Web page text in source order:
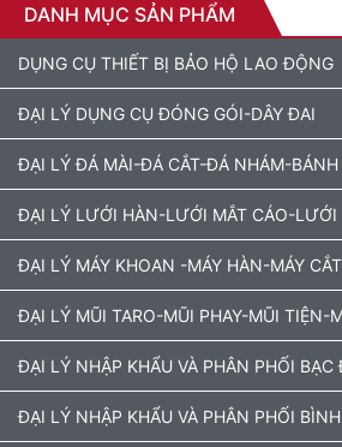
DANH MỤC SẢN PHẨM
DỤNG CỤ THIẾT BỊ BẢO HỘ LAO ĐỘNG
ĐẠI LÝ DỤNG CỤ ĐÓNG GÓI-DÂY ĐAI
ĐẠI LÝ ĐÁ MÀI-ĐÁ CẮT-ĐÁ NHÁM-BÁNH
ĐẠI LÝ LƯỚI HÀN-LƯỚI MẮT CÁO-
ĐẠI LÝ MÁY KHOAN -MÁY HÀN-MÁY CẮT
ĐẠI LÝ MŨI TARO-MŨI PHAY-MŨI TIỆN-
ĐẠI LÝ NHẬP KHẨU VÀ PHÂN PHỐI BẠC
ĐẠI LÝ NHẬP KHẨU VÀ PHÂN PHỐI